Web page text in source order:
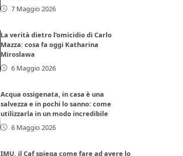
7 Maggio 2026
La verità dietro l’omicidio di Carlo
Mazza: cosa fa oggi Katharina
Miroslawa
6 Maggio 2026
Acqua ossigenata, in casa è una
salvezza e in pochi lo sanno: come
utilizzarla in un modo incredibile
6 Maggio 2026
IMU, il Caf spiega come fare ad avere lo